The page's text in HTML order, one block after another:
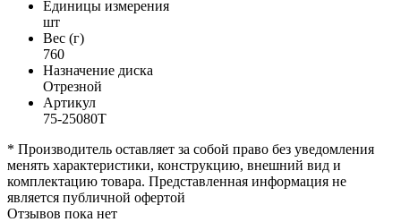
Единицы измерения
шт
Вес (г)
760
Назначение диска
Отрезной
Артикул
75-25080Т
* Производитель оставляет за собой право без уведомления
менять характеристики, конструкцию, внешний вид и
комплектацию товара. Представленная информация не
является публичной офертой
Отзывов пока нет